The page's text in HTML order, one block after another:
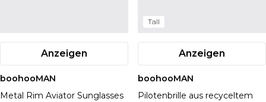
Anzeigen
boohooMAN
Metal Rim Aviator Sunglasses
Tall
Anzeigen
boohooMAN
Pilotenbrille aus recyceltem